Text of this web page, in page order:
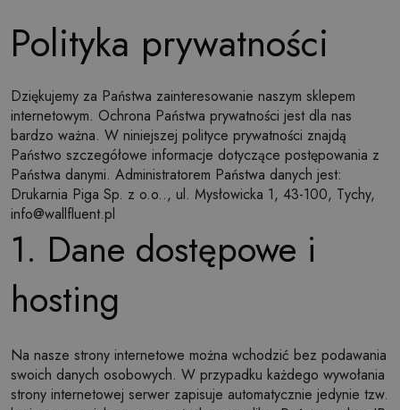
Polityka prywatności
Dziękujemy za Państwa zainteresowanie naszym sklepem
internetowym. Ochrona Państwa prywatności jest dla nas
bardzo ważna. W niniejszej polityce prywatności znajdą
Państwo szczegółowe informacje dotyczące postępowania z
Państwa danymi. Administratorem Państwa danych jest:
Drukarnia Piga Sp. z o.o.., ul. Mysłowicka 1, 43-100, Tychy,
info@wallfluent.pl
1. Dane dostępowe i
hosting
Na nasze strony internetowe można wchodzić bez podawania
swoich danych osobowych. W przypadku każdego wywołania
strony internetowej serwer zapisuje automatycznie jedynie tzw.